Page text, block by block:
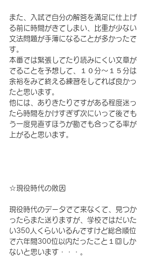
また、入試で自分の解答を満足に仕上げ
る前に時間がきてしまい、比重が少ない
文法問題が手薄になることが多かったで
す。
本番では緊張してたり読みにくい文章が
でることを予想して、１０分～１５分は
余裕をみて終える練習をしてれば良かっ
たと思います。
他には、ありきたりですがある程度迷っ
たら時間をかけすぎず次にいって後でも
う一度見直すほうが勘でも合ってる率が
上がると思います。
☆現役時代の敗因
現役時代のデータでて来なくて、見つか
ったらまた送りますが、学校ではだいた
い350人くらいいるんですけど総合順位
で六年間300位以内だったこと１回しか
ないと思います・・・。